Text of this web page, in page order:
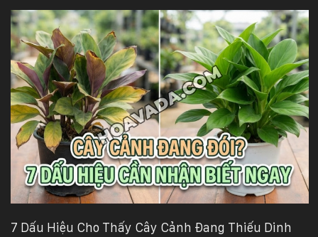
7 Dấu Hiệu Cho Thấy Cây Cảnh Đang Thiếu Dinh